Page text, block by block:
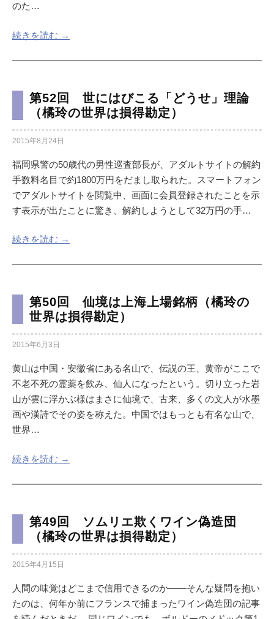
のた…
続きを読む →
第52回 世にはびこる「どうせ」理論
（橘玲の世界は損得勘定）
2015年8月24日
福岡県警の50歳代の男性巡査部長が、アダルトサイトの解約
手数料名目で約1800万円をだまし取られた。スマートフォン
でアダルトサイトを閲覧中、画面に会員登録されたことを示
す表示が出たことに驚き、解約しようとして32万円の手…
続きを読む →
第50回 仙境は上海上場銘柄（橘玲の
世界は損得勘定）
2015年6月3日
黄山は中国・安徽省にある名山で、伝説の王、黄帝がここで
不老不死の霊薬を飲み、仙人になったという。切り立った岩
山が雲に浮かぶ様はまさに仙境で、古来、多くの文人が水墨
画や漢詩でその姿を称えた。中国ではもっとも有名な山で、
世界…
続きを読む →
第49回 ソムリエ欺くワイン偽造団
（橘玲の世界は損得勘定）
2015年4月15日
人間の味覚はどこまで信用できるのか――そんな疑問を抱い
たのは、何年か前にフランスで捕まったワイン偽造団の記事